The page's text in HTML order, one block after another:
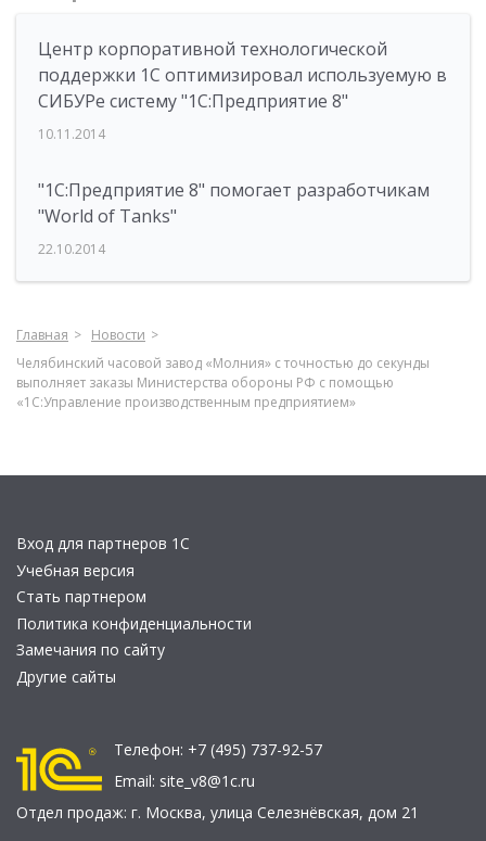
Центр корпоративной технологической
поддержки 1С оптимизировал используемую в
СИБУРе систему "1С:Предприятие 8"
10.11.2014
"1С:Предприятие 8" помогает разработчикам
"World of Tanks"
22.10.2014
Главная
Новости
Челябинский часовой завод «Молния» с точностью до секунды
выполняет заказы Министерства обороны РФ с помощью
«1С:Управление производственным предприятием»
Вход для партнеров 1С
Учебная версия
Стать партнером
Политика конфиденциальности
Замечания по сайту
Другие сайты
Телефон: +7 (495) 737-92-57
Email: site_v8@1c.ru
Отдел продаж: г. Москва, улица Селезнёвская, дом 21